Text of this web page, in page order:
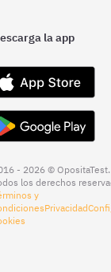
la app
- 2026 © OpositaTest.
los derechos
y
Privacidad